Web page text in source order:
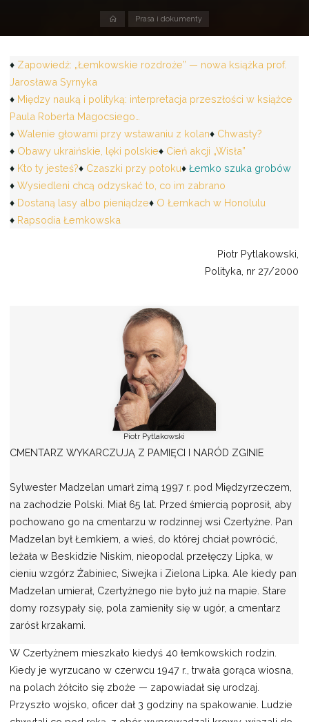
Strona
domowa
Prasa i dokumenty
Zapowiedź: „Łemkowskie rozdroże” — nowa książka prof.
Jarosława Syrnyka
Między nauką i polityką: interpretacja przeszłości w książce
Paula Roberta Magocsiego…
Walenie głowami przy wstawaniu z kolan
Chwasty?
Obawy ukraińskie, lęki polskie
Cień akcji „Wisła”
Kto ty jesteś?
Czaszki przy potoku
Łemko szuka grobów
Wysiedleni chcą odzyskać to, co im zabrano
Dostaną lasy albo pieniądze
O Łemkach w Honolulu
Rapsodia Łemkowska
Piotr Pytlakowski,
Polityka, nr 27/2000
Piotr Pytlakowski
CMENTARZ WYKARCZUJĄ Z PAMIĘCI I NARÓD ZGINIE
Sylwester Madzelan umarł zimą 1997 r. pod Międzyrzeczem,
na zachodzie Polski. Miał 65 lat. Przed śmiercią poprosił, aby
pochowano go na cmentarzu w rodzinnej wsi Czertyżne. Pan
Madzelan był Łemkiem, a wieś, do której chciał powrócić,
leżała w Beskidzie Niskim, nieopodal przełęczy Lipka, w
cieniu wzgórz Żabiniec, Siwejka i Zielona Lipka. Ale kiedy pan
Madzelan umierał, Czertyżnego nie było już na mapie. Stare
domy rozsypały się, pola zamieniły się w ugór, a cmentarz
zarósł krzakami.
W Czertyżnem mieszkało kiedyś 40 łemkowskich rodzin.
Kiedy je wyrzucano w czerwcu 1947 r., trwała gorąca wiosna,
na polach żółciło się zboże — zapowiadał się urodzaj.
Przyszło wojsko, oficer dał 3 godziny na spakowanie. Ludzie